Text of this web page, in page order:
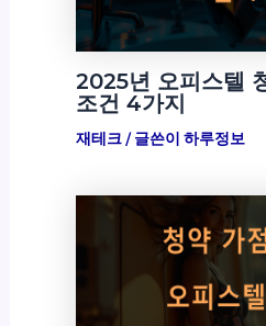
2025년 오피스텔
조건 4가지
재테크/ 글쓴이 하루정보